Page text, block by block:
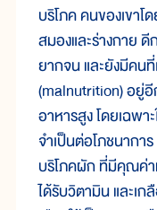
บริโภค คนของเขา
สมองและร่างกาย ดี
ยากจน และยังมีคน
(malnutrition) อยู่
อาหารสูง โดยเฉพา
จำเป็นต่อโภชนากา
บริโภคผัก ที่มีคุณค่า
ได้รับวิตามิน และเ